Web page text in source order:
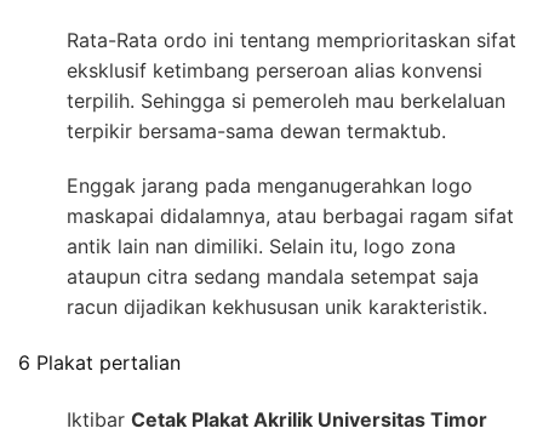
Rata-Rata ordo ini tentang memprioritaskan sifat
eksklusif ketimbang perseroan alias konvensi
terpilih. Sehingga si pemeroleh mau berkelaluan
terpikir bersama-sama dewan termaktub.
Enggak jarang pada menganugerahkan logo
maskapai didalamnya, atau berbagai ragam sifat
antik lain nan dimiliki. Selain itu, logo zona
ataupun citra sedang mandala setempat saja
racun dijadikan kekhususan unik karakteristik.
6 Plakat pertalian
Iktibar Cetak Plakat Akrilik Universitas Timor